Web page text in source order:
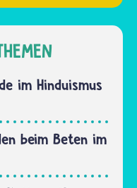
im Hinduismus
beim Beten im